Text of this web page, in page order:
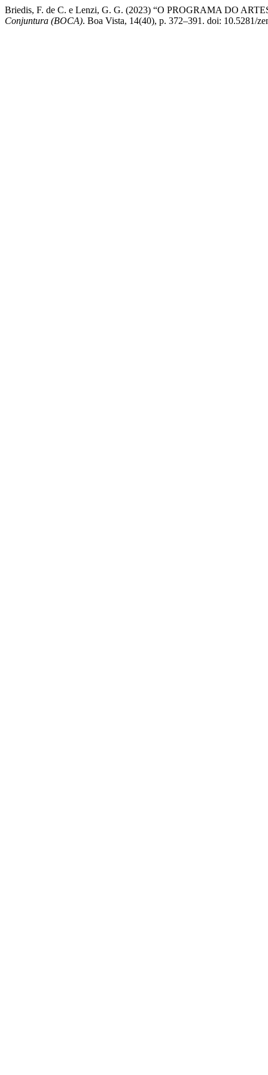
Briedis, F. de C. e Lenzi, G. G. (2023) “O PROGRAMA DO
Conjuntura (BOCA). Boa Vista, 14(40), p. 372–391. doi: 10.5281/